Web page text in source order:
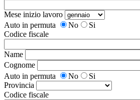
Mese inizio lavoro
Auto in permuta
No
Si
Codice fiscale
Name
Cognome
Auto in permuta
No
Si
Provincia
Codice fiscale